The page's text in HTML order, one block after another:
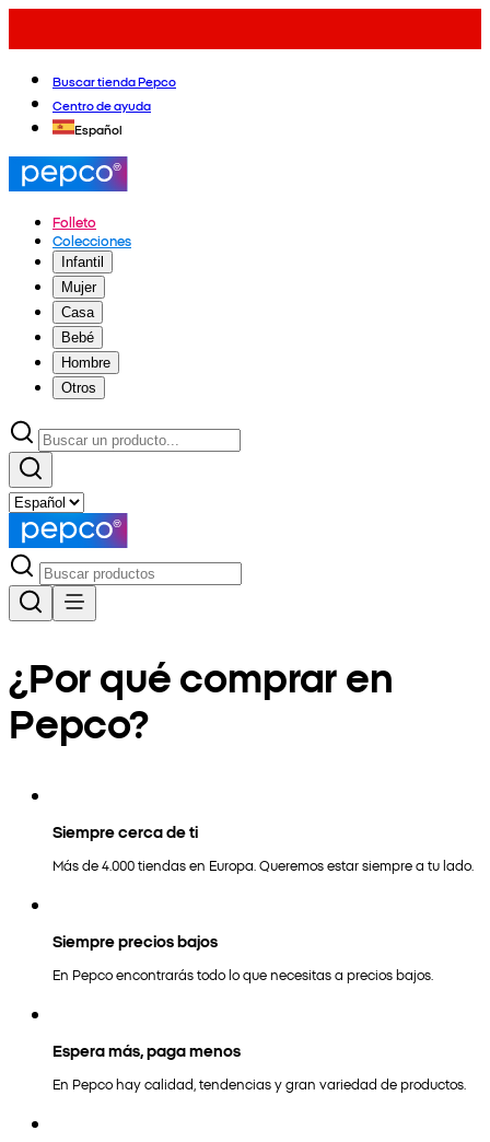
Buscar tienda Pepco
Centro de ayuda
Español
Folleto
Colecciones
Infantil
Mujer
Casa
Bebé
Hombre
Otros
¿Por qué comprar en
Pepco?
Siempre cerca de ti
Más de 4.000 tiendas en Europa. Queremos estar siempre a tu lado.
Siempre precios bajos
En Pepco encontrarás todo lo que necesitas a precios bajos.
Espera más, paga menos
En Pepco hay calidad, tendencias y gran variedad de productos.